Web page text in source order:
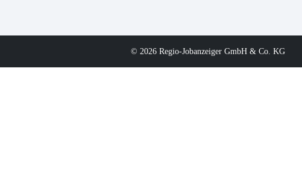
© 2026 Regio-Jobanzeiger GmbH & Co. KG